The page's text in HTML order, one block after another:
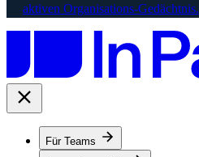
aktiven Organisations-Gedächtnis.
Für Teams